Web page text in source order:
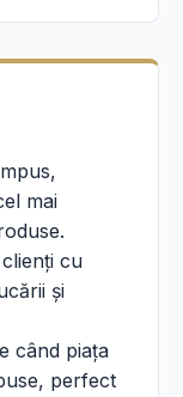
mai
cu
și
când piața
perfect